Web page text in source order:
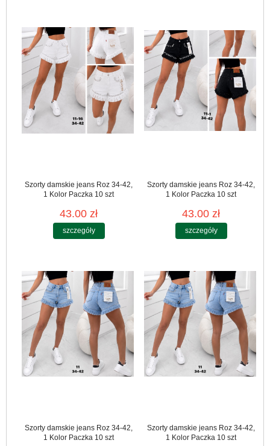
Szorty damskie jeans Roz 34-42,
1 Kolor Paczka 10 szt
43.00 zł
szczegóły
Szorty damskie jeans Roz 34-42,
1 Kolor Paczka 10 szt
43.00 zł
szczegóły
Szorty damskie jeans Roz 34-42,
1 Kolor Paczka 10 szt
Szorty damskie jeans Roz 34-42,
1 Kolor Paczka 10 szt